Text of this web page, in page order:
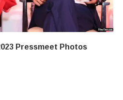
Pressmeet Photos